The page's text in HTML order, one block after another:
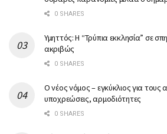
0 SHARES
Υμηττός: Η “Τρύπια εκκλησία” σε
ακριβώς
0 SHARES
Ο νέος νόμος – εγκύκλιος για τους
υποχρεώσεις, αρμοδιότητες
0 SHARES